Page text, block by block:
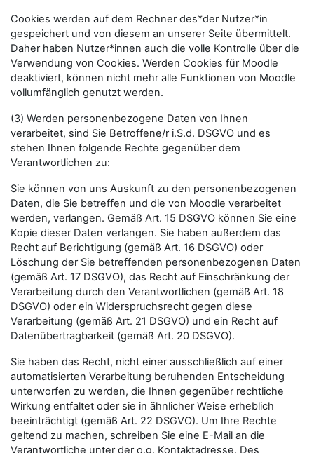
Cookies werden auf dem Rechner des*der Nutzer*in
gespeichert und von diesem an unserer Seite übermittelt.
Daher haben Nutzer*innen auch die volle Kontrolle über die
Verwendung von Cookies. Werden Cookies für Moodle
deaktiviert, können nicht mehr alle Funktionen von Moodle
vollumfänglich genutzt werden.
(3) Werden personenbezogene Daten von Ihnen
verarbeitet, sind Sie Betroffene/r i.S.d. DSGVO und es
stehen Ihnen folgende Rechte gegenüber dem
Verantwortlichen zu:
Sie können von uns Auskunft zu den personenbezogenen
Daten, die Sie betreffen und die von Moodle verarbeitet
werden, verlangen. Gemäß Art. 15 DSGVO können Sie eine
Kopie dieser Daten verlangen. Sie haben außerdem das
Recht auf Berichtigung (gemäß Art. 16 DSGVO) oder
Löschung der Sie betreffenden personenbezogenen Daten
(gemäß Art. 17 DSGVO), das Recht auf Einschränkung der
Verarbeitung durch den Verantwortlichen (gemäß Art. 18
DSGVO) oder ein Widerspruchsrecht gegen diese
Verarbeitung (gemäß Art. 21 DSGVO) und ein Recht auf
Datenübertragbarkeit (gemäß Art. 20 DSGVO).
Sie haben das Recht, nicht einer ausschließlich auf einer
automatisierten Verarbeitung beruhenden Entscheidung
unterworfen zu werden, die Ihnen gegenüber rechtliche
Wirkung entfaltet oder sie in ähnlicher Weise erheblich
beeinträchtigt (gemäß Art. 22 DSGVO). Um Ihre Rechte
geltend zu machen, schreiben Sie eine E-Mail an die
Verantwortliche unter der o.g. Kontaktadresse. Des